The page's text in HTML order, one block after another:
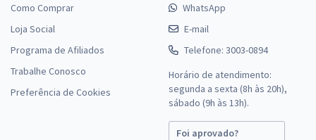
Como Comprar
Loja Social
Programa de Afiliados
Trabalhe Conosco
Preferência de Cookies
WhatsApp
E-mail
Telefone: 3003-0894
Horário de atendimento:
segunda a sexta (8h às 20h),
sábado (9h às 13h).
Foi aprovado?